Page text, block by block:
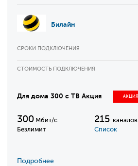
Билайн
СРОКИ ПОДКЛЮЧЕНИЯ
СТОИМОСТЬ ПОДКЛЮЧЕНИЯ
Для дома 300 с ТВ Акция АКЦИЯ
300 Мбит/с
Безлимит
215 каналов
Список
Подробнее